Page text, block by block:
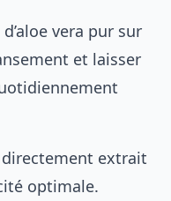
vera pur sur
et laisser
extrait
optimale.